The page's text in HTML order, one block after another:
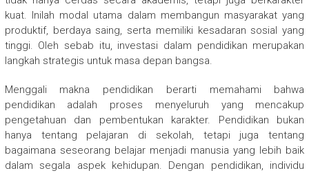
kuat. Inilah modal utama dalam membangun masyarakat yang
produktif, berdaya saing, serta memiliki kesadaran sosial yang
tinggi. Oleh sebab itu, investasi dalam pendidikan merupakan
langkah strategis untuk masa depan bangsa.
Menggali makna pendidikan berarti memahami bahwa
pendidikan adalah proses menyeluruh yang mencakup
pengetahuan dan pembentukan karakter. Pendidikan bukan
hanya tentang pelajaran di sekolah, tetapi juga tentang
bagaimana seseorang belajar menjadi manusia yang lebih baik
dalam segala aspek kehidupan. Dengan pendidikan, individu